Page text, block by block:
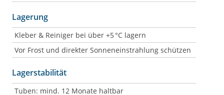
Lagerung
Kleber & Reiniger bei über +5 °C lagern
Vor Frost und direkter Sonneneinstrahlung schützen
Lagerstabilität
Tuben: mind. 12 Monate haltbar